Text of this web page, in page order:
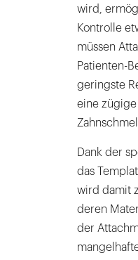
wird,
Kontrolle
müssen
Patienten-
geringste
eine
Dank der
das
wird damit
deren
der